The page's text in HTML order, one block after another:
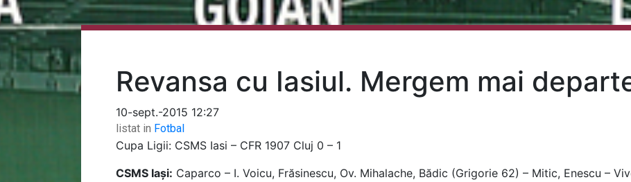
Revansa cu Iasiul. Mergem mai
10-sept.-2015 12:27
listat in Fotbal
Cupa Ligii: CSMS Iasi – CFR 1907 Cluj 0 – 1
CSMS Iași: Caparco – I. Voicu, Frăsinescu, Ov. Mihalache, Bădic (Grigorie 62) – Mitic, Enescu –